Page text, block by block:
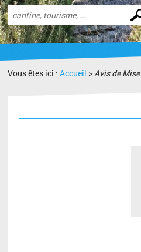
Effectuer
une
recherche
Vous êtes ici :Accueil >Avis de